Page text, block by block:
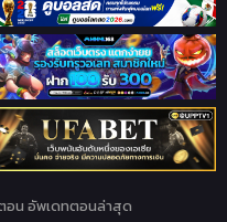
อน อัพเดทตอนล่าสุด